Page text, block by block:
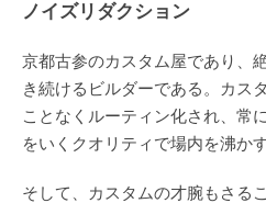
ノイズリダクション
京都古参のカスタム屋であり、
き続けるビルダーである。カス
ことなくルーティン化され、常
をいくクオリティで場内を沸か
そして、カスタムの才腕もさる